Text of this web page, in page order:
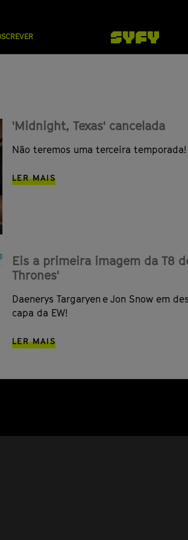
'Midnight, Texas' cancelada
Não teremos uma terceira
LER MAIS
Eis a primeira imagem da T8
Thrones'
Daenerys Targaryen e Jon Snow em
capa da EW!
LER MAIS